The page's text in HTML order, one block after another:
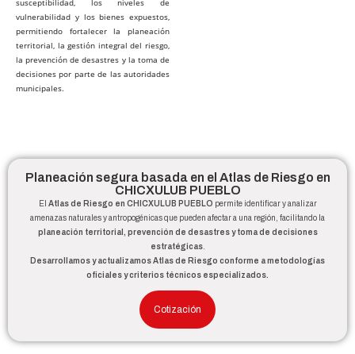
susceptibilidad, los niveles de
vulnerabilidad y los bienes expuestos,
permitiendo fortalecer la planeación
territorial, la gestión integral del riesgo,
la prevención de desastres y la toma de
decisiones por parte de las autoridades
municipales.
Planeación segura basada en el Atlas de Riesgo en
CHICXULUB PUEBLO
El Atlas de Riesgo en CHICXULUB PUEBLO permite identificar y analizar
amenazas naturales y antropogénicas que pueden afectar a una región, facilitando la
planeación territorial, prevención de desastres y toma de decisiones
estratégicas.
Desarrollamos y actualizamos Atlas de Riesgo conforme a metodologías
oficiales y criterios técnicos especializados.
Cotización